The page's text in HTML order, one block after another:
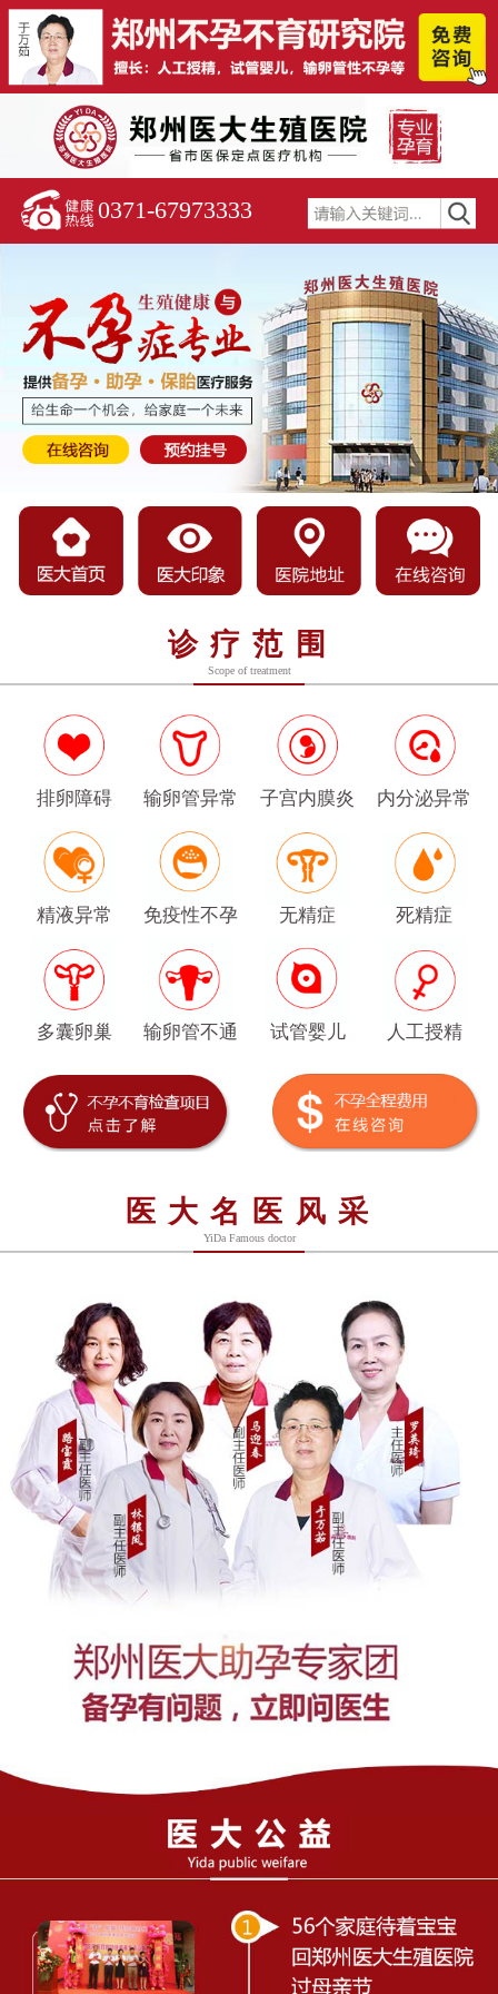
0371-67973333
诊疗范围
Scope of treatment
排卵障碍 输卵管异常 子宫内膜炎 内分泌异常
精液异常 免疫性不孕 无精症 死精症
多囊卵巢 输卵管不通 试管婴儿 人工授精
医大名医风采
YiDa Famous doctor